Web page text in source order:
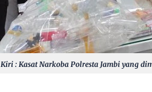
Kiri : Kasat Narkoba Polresta Jambi yang